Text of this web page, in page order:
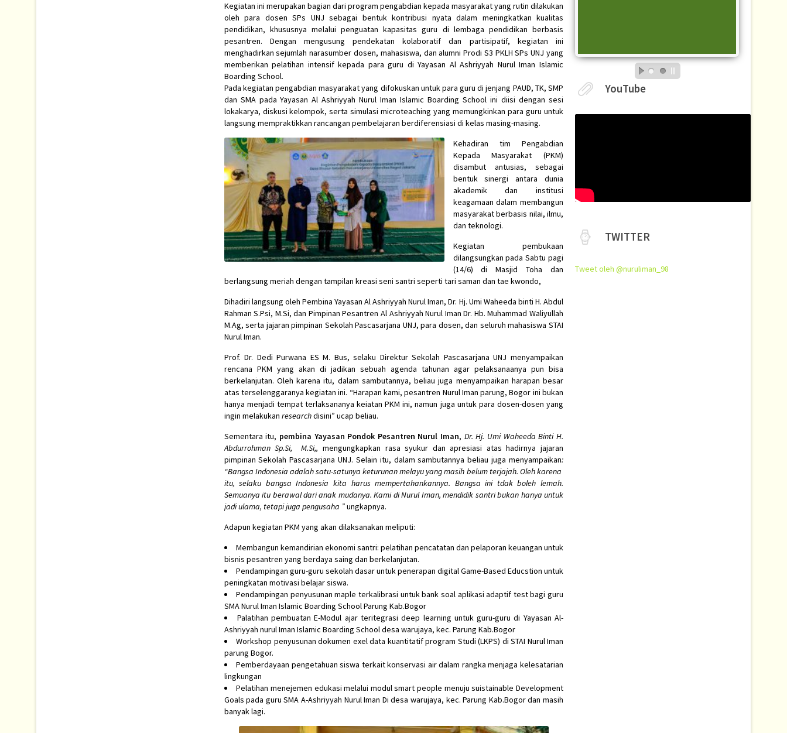
Kegiatan ini merupakan bagian dari program pengabdian kepada masyarakat yang rutin dilakukan
oleh para dosen SPs UNJ sebagai bentuk kontribusi nyata dalam meningkatkan kualitas
pendidikan, khususnya melalui penguatan kapasitas guru di lembaga pendidikan berbasis
pesantren. Dengan mengusung pendekatan kolaboratif dan partisipatif, kegiatan ini
menghadirkan sejumlah narasumber dosen, mahasiswa, dan alumni Prodi S3 PKLH SPs UNJ yang
memberikan pelatihan intensif kepada para guru di Yayasan Al Ashriyyah Nurul Iman Islamic
Boarding School.
Pada kegiatan pengabdian masyarakat yang difokuskan untuk para guru di jenjang PAUD, TK, SMP
dan SMA pada Yayasan Al Ashriyyah Nurul Iman Islamic Boarding School ini diisi dengan sesi
lokakarya, diskusi kelompok, serta simulasi microteaching yang memungkinkan para guru untuk
langsung mempraktikkan rancangan pembelajaran berdiferensiasi di kelas masing-masing.
Kehadiran tim Pengabdian
Kepada Masyarakat (PKM)
disambut antusias, sebagai
bentuk sinergi antara dunia
akademik dan institusi
keagamaan dalam membangun
masyarakat berbasis nilai, ilmu,
dan teknologi.
Kegiatan pembukaan
dilangsungkan pada Sabtu pagi
(14/6) di Masjid Toha dan
berlangsung meriah dengan tampilan kreasi seni santri seperti tari saman dan tae kwondo,
Dihadiri langsung oleh Pembina Yayasan Al Ashriyyah Nurul Iman, Dr. Hj. Umi Waheeda binti H. Abdul
Rahman S.Psi, M.Si, dan Pimpinan Pesantren Al Ashriyyah Nurul Iman Dr. Hb. Muhammad Waliyullah
M.Ag, serta jajaran pimpinan Sekolah Pascasarjana UNJ, para dosen, dan seluruh mahasiswa STAI
Nurul Iman.
Prof. Dr. Dedi Purwana ES M. Bus, selaku Direktur Sekolah Pascasarjana UNJ menyampaikan
rencana PKM yang akan di jadikan sebuah agenda tahunan agar pelaksanaanya pun bisa
berkelanjutan. Oleh karena itu, dalam sambutannya, beliau juga menyampaikan harapan besar
atas terselenggaranya kegiatan ini. “Harapan kami, pesantren Nurul Iman parung, Bogor ini bukan
hanya menjadi tempat terlaksananya keiatan PKM ini, namun juga untuk para dosen-dosen yang
ingin melakukan researchdisini” ucap beliau.
Sementara itu, pembina Yayasan Pondok Pesantren Nurul Iman, Dr. Hj. Umi Waheeda Binti H.
Abdurrohman Sp.Si, M.Si,, mengungkapkan rasa syukur dan apresiasi atas hadirnya jajaran
pimpinan Sekolah Pascasarjana UNJ. Selain itu, dalam sambutannya beliau juga menyampaikan:
“Bangsa Indonesia adalah satu-satunya keturunan melayu yang masih belum terjajah. Oleh karena
itu, selaku bangsa Indonesia kita harus mempertahankannya. Bangsa ini tdak boleh lemah.
Semuanya itu berawal dari anak mudanya. Kami di Nurul Iman, mendidik santri bukan hanya untuk
jadi ulama, tetapi juga pengusaha ”ungkapnya.
Adapun kegiatan PKM yang akan dilaksanakan meliputi:
Membangun kemandirian ekonomi santri: pelatihan pencatatan dan pelaporan keuangan untuk
bisnis pesantren yang berdaya saing dan berkelanjutan.
Pendampingan guru-guru sekolah dasar untuk penerapan digital Game-Based Educstion untuk
peningkatan motivasi belajar siswa.
Pendampingan penyusunan maple terkalibrasi untuk bank soal aplikasi adaptif test bagi guru
SMA Nurul Iman Islamic Boarding School Parung Kab.Bogor
Palatihan pembuatan E-Modul ajar teritegrasi deep learning untuk guru-guru di Yayasan Al-
Ashriyyah nurul Iman Islamic Boarding School desa warujaya, kec. Parung Kab.Bogor
Workshop penyusunan dokumen exel data kuantitatif program Studi (LKPS) di STAI Nurul Iman
parung Bogor.
Pemberdayaan pengetahuan siswa terkait konservasi air dalam rangka menjaga kelesatarian
lingkungan
Pelatihan menejemen edukasi melalui modul smart people menuju suistainable Development
Goals pada guru SMA A-Ashriyyah Nurul Iman Di desa warujaya, kec. Parung Kab.Bogor dan masih
banyak lagi.
YouTube
TWITTER
Tweet oleh @nuruliman_98